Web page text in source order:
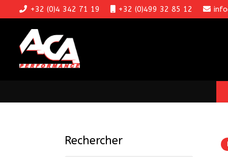
+32 (0)4 342 71 19 +32 (0)499 32 85 12
Rechercher